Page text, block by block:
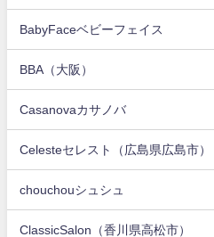
BabyFaceベビーフェイス
BBA（大阪）
Casanovaカサノバ
Celesteセレスト（広島県広島市）
chouchouシュシュ
ClassicSalon（香川県高松市）